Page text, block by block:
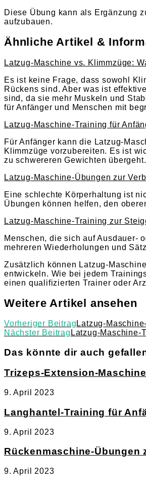
Diese Übung kann als Ergänzung
aufzubauen.
Ähnliche Artikel &
Latzug-Maschine vs. Klimmzüge:
Es ist keine Frage, dass sowohl
Rückens sind. Aber was ist
sind, da sie mehr Muskeln und
für Anfänger und Menschen mit
Latzug-Maschine-Training für
Für Anfänger kann die Latzug-
Klimmzüge vorzubereiten. Es ist
zu schwereren Gewichten übergeht.
Latzug-Maschine-Übungen zur
Eine schlechte Körperhaltung ist
Übungen können helfen, den
Latzug-Maschine-Training zur
Menschen, die sich auf Ausdauer-
mehreren Wiederholungen und
Zusätzlich können Latzug-
entwickeln. Wie bei jedem
einen qualifizierten Trainer oder
Weitere Artikel ansehen
Vorheriger Beitrag Latzug-
Nächster Beitrag Latzug-Maschine-
Das könnte dir auch
Trizeps-Extension-
9. April 2023
Langhantel-Training für
9. April 2023
Rückenmaschine-Übungen
9. April 2023